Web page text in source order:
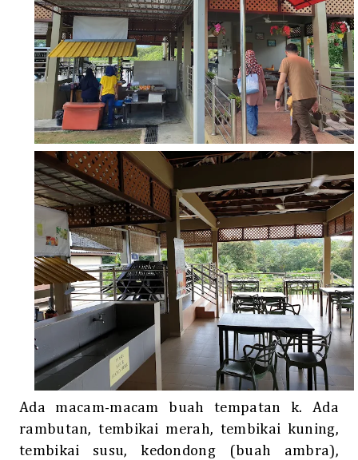
Ada macam-macam buah tempatan k. Ada
rambutan, tembikai merah, tembikai kuning,
tembikai susu, kedondong (buah ambra),